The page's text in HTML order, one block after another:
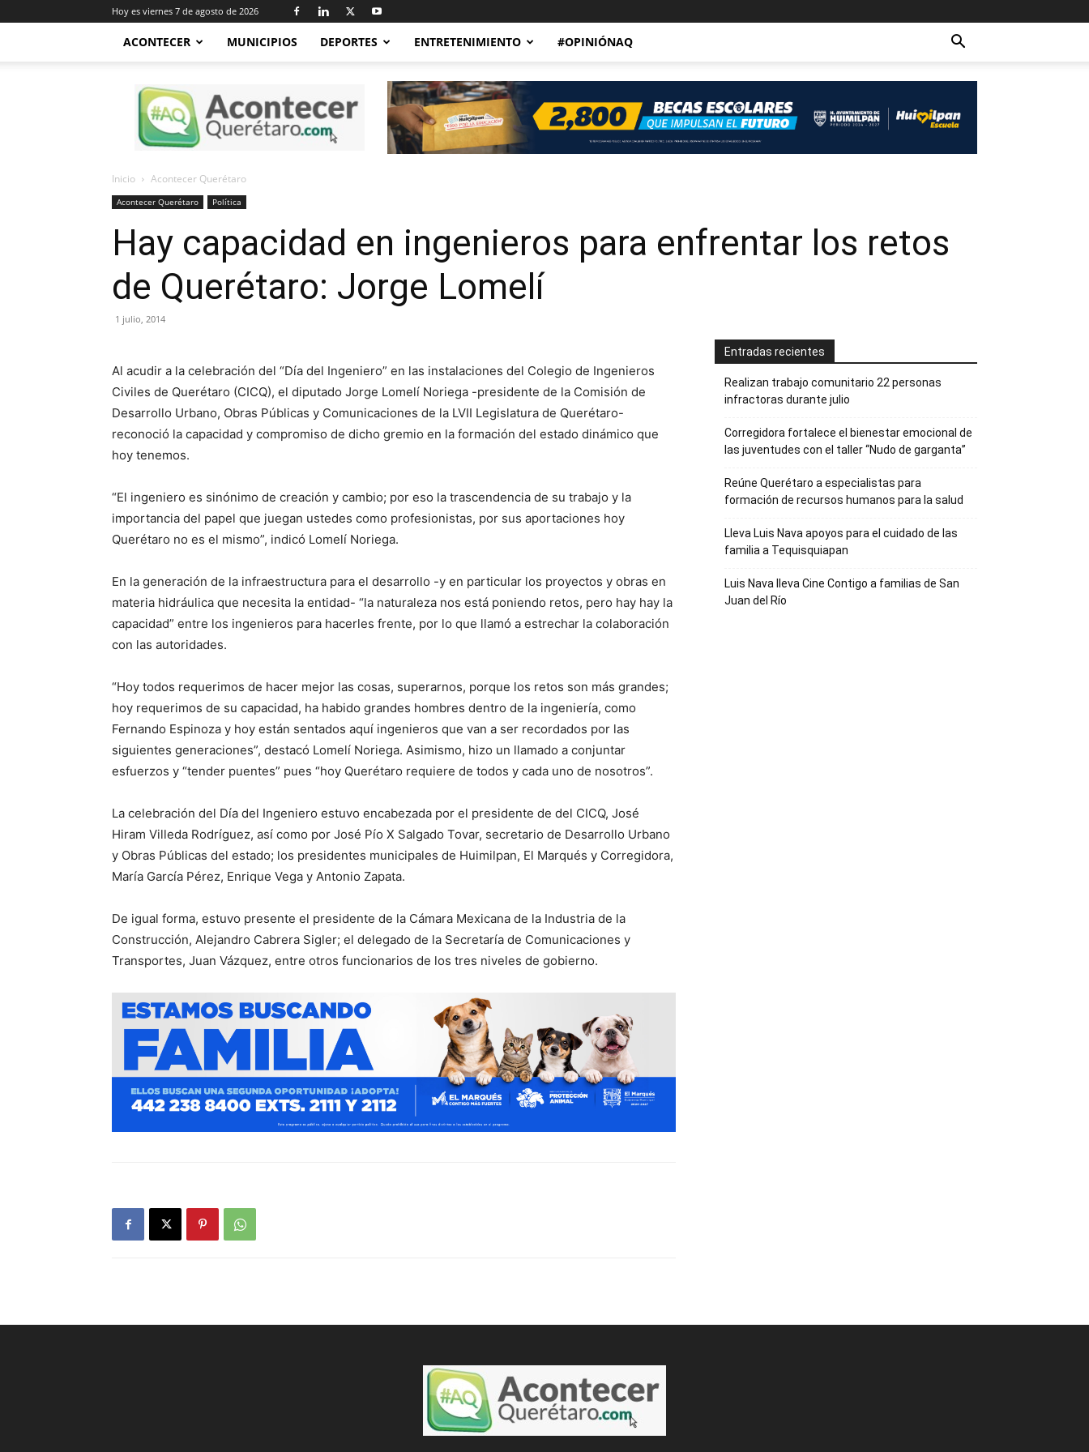
Hoy es viernes 7 de agosto de 2026
ACONTECER MUNICIPIOS DEPORTES ENTRETENIMIENTO #OPINIÓNAQ
Acontecer
Querétaro
Inicio Acontecer Querétaro
Acontecer Querétaro Política
Hay capacidad en ingenieros para enfrentar los retos
de Querétaro: Jorge Lomelí
1 julio, 2014
Al acudir a la celebración del “Día del Ingeniero” en las instalaciones del Colegio de Ingenieros
Civiles de Querétaro (CICQ), el diputado Jorge Lomelí Noriega -presidente de la Comisión de
Desarrollo Urbano, Obras Públicas y Comunicaciones de la LVII Legislatura de Querétaro-
reconoció la capacidad y compromiso de dicho gremio en la formación del estado dinámico que
hoy tenemos.
“El ingeniero es sinónimo de creación y cambio; por eso la trascendencia de su trabajo y la
importancia del papel que juegan ustedes como profesionistas, por sus aportaciones hoy
Querétaro no es el mismo”, indicó Lomelí Noriega.
En la generación de la infraestructura para el desarrollo -y en particular los proyectos y obras en
materia hidráulica que necesita la entidad- “la naturaleza nos está poniendo retos, pero hay hay la
capacidad” entre los ingenieros para hacerles frente, por lo que llamó a estrechar la colaboración
con las autoridades.
“Hoy todos requerimos de hacer mejor las cosas, superarnos, porque los retos son más grandes;
hoy requerimos de su capacidad, ha habido grandes hombres dentro de la ingeniería, como
Fernando Espinoza y hoy están sentados aquí ingenieros que van a ser recordados por las
siguientes generaciones”, destacó Lomelí Noriega. Asimismo, hizo un llamado a conjuntar
esfuerzos y “tender puentes” pues “hoy Querétaro requiere de todos y cada uno de nosotros”.
La celebración del Día del Ingeniero estuvo encabezada por el presidente de del CICQ, José
Hiram Villeda Rodríguez, así como por José Pío X Salgado Tovar, secretario de Desarrollo Urbano
y Obras Públicas del estado; los presidentes municipales de Huimilpan, El Marqués y Corregidora,
María García Pérez, Enrique Vega y Antonio Zapata.
De igual forma, estuvo presente el presidente de la Cámara Mexicana de la Industria de la
Construcción, Alejandro Cabrera Sigler; el delegado de la Secretaría de Comunicaciones y
Transportes, Juan Vázquez, entre otros funcionarios de los tres niveles de gobierno.
Entradas recientes
Realizan trabajo comunitario 22 personas
infractoras durante julio
Corregidora fortalece el bienestar emocional de
las juventudes con el taller ‘‘Nudo de garganta’’
Reúne Querétaro a especialistas para
formación de recursos humanos para la salud
Lleva Luis Nava apoyos para el cuidado de las
familia a Tequisquiapan
Luis Nava lleva Cine Contigo a familias de San
Juan del Río